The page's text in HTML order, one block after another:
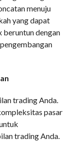
menuju
yang dapat
dengan
trading Anda.
pasar
trading Anda.